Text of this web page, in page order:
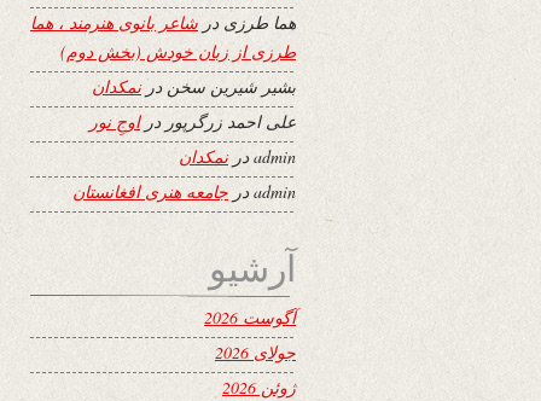
هما طرزی در شاعر بانوی هنرمند ، هما
طرزی از زبان خودش (بخش دوم)
بشیر شیرین سخن درنمکدان
علی احمد زرگرپور دراوجِ نور
adminدرنمکدان
admin در جامعه هنری افغانستان
آرشیو
آگوست 2026
جولای 2026
ژوئن 2026